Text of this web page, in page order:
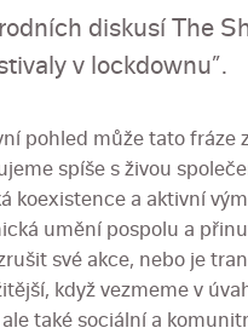
diskusí The
v lockdownu”.
pohled může tato fráze
spíše s živou
koexistence a aktivní
umění pospolu a
své akce, nebo je
když vezmeme v
také sociální a